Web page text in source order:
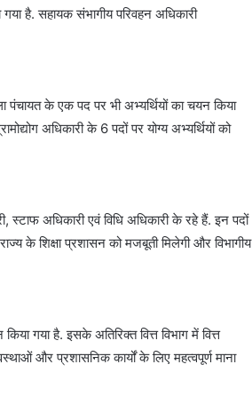
गया है. सहायक संभागीय परिवहन अधिकारी
पंचायत के एक पद पर भी अभ्यर्थियों का चयन किया
अधिकारी के 6 पदों पर योग्य अभ्यर्थियों को
स्टाफ अधिकारी एवं विधि अधिकारी के रहे हैं. इन पदों
के शिक्षा प्रशासन को मजबूती मिलेगी और विभागीय
गया है. इसके अतिरिक्त वित्त विभाग में वित्त
और प्रशासनिक कार्यों के लिए महत्वपूर्ण माना